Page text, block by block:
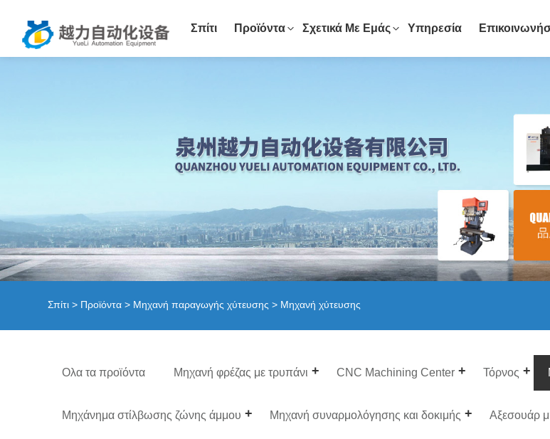
Σπίτι Προϊόντα Σχετικά Με Εμάς Υπηρεσία
Σπίτι > Προϊόντα > Μηχανή παραγωγής χύτευσης > Μηχανή χύτευσης
Ολα τα προϊόντα Μηχανή φρέζας με τρυπάνι CNC Machining Center Τόρνος
Μηχάνημα στίλβωσης ζώνης άμμου Μηχανή συναρμολόγησης και δοκιμής Αξεσουάρ